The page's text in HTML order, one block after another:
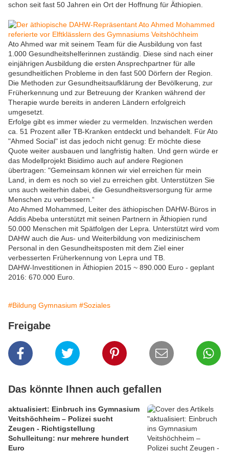
schon seit fast 50 Jahren ein Ort der Hoffnung für Äthiopien.
Ato Ahmed war mit seinem Team für die Ausbildung von fast
1.000 Gesundheitshelferinnen zuständig. Diese sind nach einer
einjährigen Ausbildung die ersten Ansprechpartner für alle
gesundheitlichen Probleme in den fast 500 Dörfern der Region.
Die Methoden zur Gesundheitsaufklärung der Bevölkerung, zur
Früherkennung und zur Betreuung der Kranken während der
Therapie wurde bereits in anderen Ländern erfolgreich
umgesetzt.
Erfolge gibt es immer wieder zu vermelden. Inzwischen werden
ca. 51 Prozent aller TB-Kranken entdeckt und behandelt. Für Ato
"Ahmed Social" ist das jedoch nicht genug: Er möchte diese
Quote weiter ausbauen und langfristig halten. Und gern würde er
das Modellprojekt Bisidimo auch auf andere Regionen
übertragen: "Gemeinsam können wir viel erreichen für mein
Land, in dem es noch so viel zu erreichen gibt. Unterstützen Sie
uns auch weiterhin dabei, die Gesundheitsversorgung für arme
Menschen zu verbessern.“
Ato Ahmed Mohammed, Leiter des äthiopischen DAHW-Büros in
Addis Abeba unterstützt mit seinen Partnern in Äthiopien rund
50.000 Menschen mit Spätfolgen der Lepra. Unterstützt wird vom
DAHW auch die Aus- und Weiterbildung von medizinischem
Personal in den Gesundheitsposten mit dem Ziel einer
verbesserten Früherkennung von Lepra und TB.
DAHW-Investitionen in Äthiopien 2015 ~ 890.000 Euro - geplant
2016: 670.000 Euro.
#Bildung Gymnasium #Soziales
Freigabe
Das könnte Ihnen auch gefallen
aktualisiert: Einbruch ins Gymnasium
Veitshöchheim – Polizei sucht
Zeugen - Richtigstellung
Schulleitung: nur mehrere hundert
Euro